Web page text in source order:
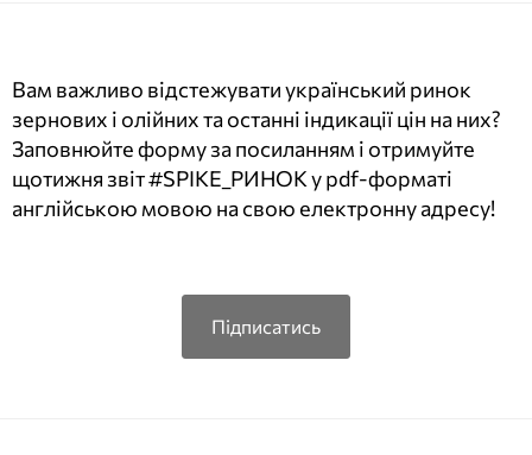
Вам важливо відстежувати український ринок
зернових і олійних та останні індикації цін на них?
Заповнюйте форму за посиланням і отримуйте
щотижня звіт #SPIKE_РИНОК у pdf-форматі
англійською мовою на свою електронну адресу!
Підписатись